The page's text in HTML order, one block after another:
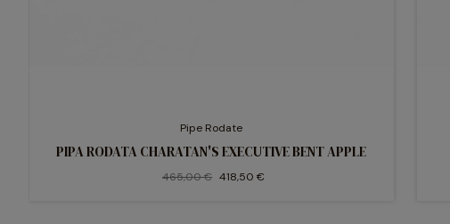
Pipe Rodate
PIPA RODATA CHARATAN'S EXECUTIVE BENT APPLE
465,00 € 418,50 €